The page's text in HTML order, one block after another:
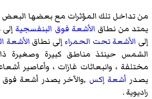
من تداخل تلك المؤثرات مع بعضها البعض
يمتد من نطاق الأشعة فوق البنفسجية
إلى الأشعة تحت الحمراء إلى نطاق الأشعة
الشمس حينئذ مناطق كبيرة وصغيرة
مختلفة ، وانبعاثات غازات ، وأعاصير
يصدر أشعة إكس ,والآخر يصدر أشعة
راديوية .